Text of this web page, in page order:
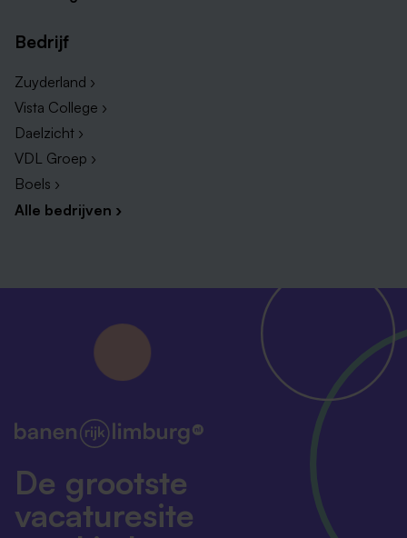
psychologen.
Bedrijf
Zuyderland ›
Vista College ›
Daelzicht ›
VDL Groep ›
Boels ›
Alle bedrijven ›
De grootste
vacaturesite